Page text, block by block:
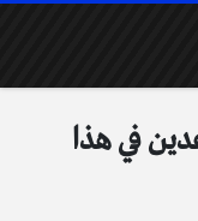
في هذا